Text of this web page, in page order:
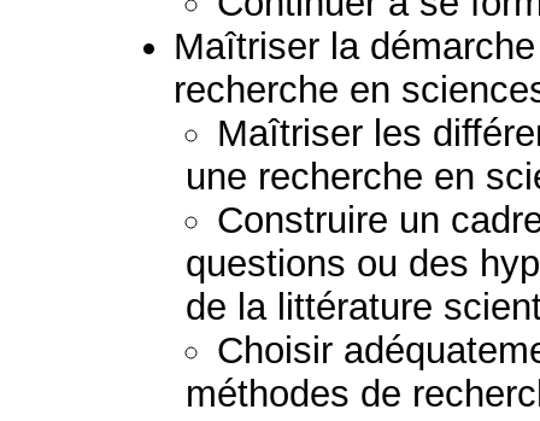
Maîtriser la
recherche en
Maîtriser les
une recherche en
Construire un
questions ou des
de la littérature
Choisir
méthodes de